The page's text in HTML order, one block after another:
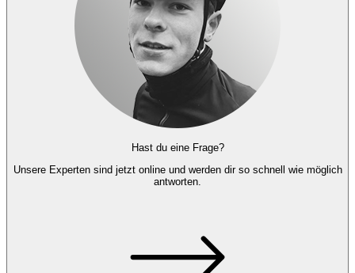
Hast du eine Frage?
Unsere Expertensind jetzt online und werden dir so schnell wie möglich
antworten.